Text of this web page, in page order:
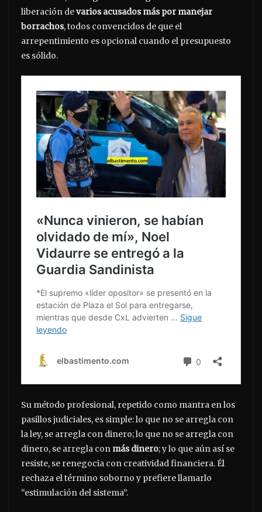
liberación devarios acusados más por manejar
borrachos, todos convencidos de que el
arrepentimiento es opcional cuando el presupuesto
es sólido.
Su método profesional, repetido como mantra en los
pasillos judiciales, es simple: lo que no se arregla con
la ley, se arregla con dinero; lo que no se arregla con
dinero, se arregla con más dinero; y lo que aún así se
resiste, se renegocia con creatividad financiera. Él
rechaza el término soborno y prefiere llamarlo
“estimulación del sistema”.